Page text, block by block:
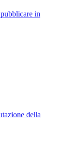
in
della